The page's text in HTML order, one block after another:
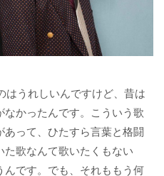
はうれしいんですけど、昔は
かったんです。こういう歌
って、ひたすら言葉と格闘
た歌なんて歌いたくもない
んです。でも、それももう何